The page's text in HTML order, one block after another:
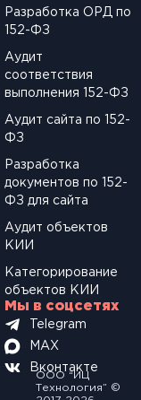
Разработка ОРД по
152-ФЗ
Аудит
соответствия
выполнения 152-ФЗ
Аудит сайта по 152-
ФЗ
Разработка
документов по 152-
ФЗ для сайта
Аудит объектов
КИИ
Категорирование
объектов КИИ
Мы в соцсетях
Telegram
MAX
Вконтакте
ООО “ИЦ
Технология” ©